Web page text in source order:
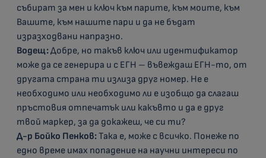
събират за мен и ключ към парите, към моите, към
Вашите, към нашите пари и да не бъдат
изразходвани напразно.
Водещ:Добре, но такъв ключ или идентификатор
може да се генерира и с ЕГН – въвеждаш ЕГН-то, от
другата страна ти излиза друг номер. Не е
необходимо или необходимо ли е изобщо да слагаш
пръстовия отпечатък или какъвто и да е друг
твой маркер, за да докажеш, че си ти?
Д-р Бойко Пенков:Така е, може с всичко. Понеже по
едно време имах попадение на научни интереси по